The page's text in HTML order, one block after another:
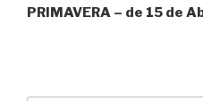
PRIMAVERA – de 15 de